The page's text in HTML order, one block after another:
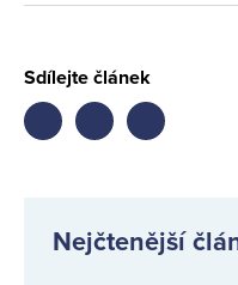
Sdílejte článek
Share
Nejčtenější